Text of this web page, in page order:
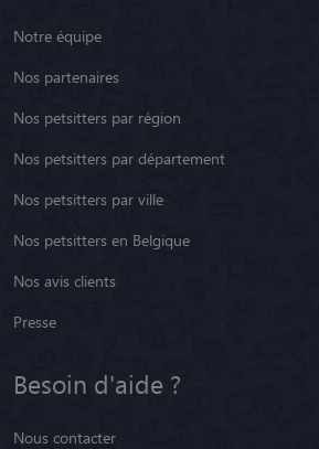
Notre équipe
Nos partenaires
Nos petsitters par région
Nos petsitters par département
Nos petsitters par ville
Nos petsitters en Belgique
Nos avis clients
Presse
Besoin d'aide ?
Nous contacter